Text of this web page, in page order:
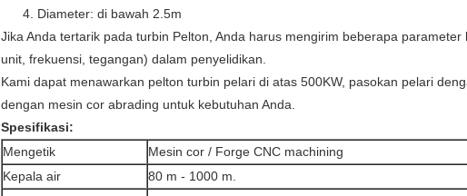
4. Diameter: di bawah 2.5m
Jika Anda tertarik pada turbin Pelton, Anda harus mengirim beberapa
unit, frekuensi, tegangan) dalam penyelidikan.
Kami dapat menawarkan pelton turbin pelari di atas 500KW, pasokan pelari
dengan mesin cor abrading untuk kebutuhan Anda.
Spesifikasi:
Mengetik
Mesin cor / Forge CNC machining
Kepala air
80 m - 1000 m.